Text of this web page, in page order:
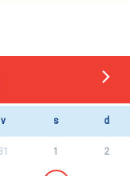
v s d
1 2